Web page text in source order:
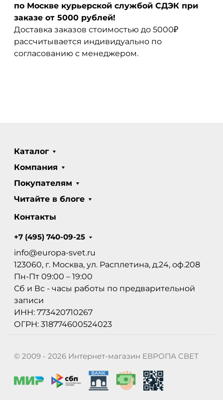
по Москве курьерской службой СДЭК при
заказе от 5000 рублей!
Доставка заказов стоимостью до 5000₽
рассчитывается индивидуально по
согласованию с менеджером.
Каталог
Компания
Покупателям
Читайте в блоге
Контакты
+7 (495) 740-09-25
info@europa-svet.ru
123060, г. Москва, ул. Расплетина, д.24, оф.208
Пн-Пт 09:00 – 19:00
Сб и Вс - часы работы по предварительной
записи
ИНН: 773420710267
ОГРН: 318774600524023
© 2009 - 2026 Интернет-магазин ЕВРОПА СВЕТ